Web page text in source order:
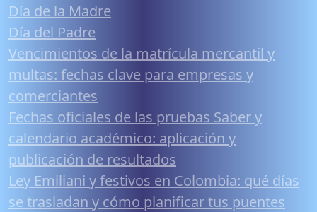
Día de la Madre
Día del Padre
Vencimientos de la matrícula mercantil y
multas: fechas clave para empresas y
comerciantes
Fechas oficiales de las pruebas Saber y
calendario académico: aplicación y
publicación de resultados
Ley Emiliani y festivos en Colombia: qué días
se trasladan y cómo planificar tus puentes